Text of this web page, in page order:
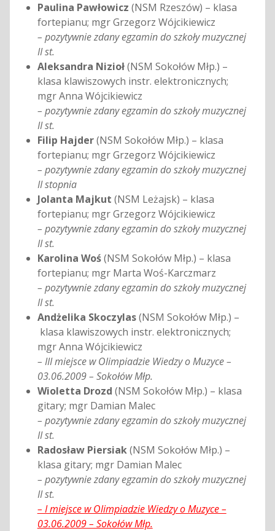
Paulina Pawłowicz (NSM Rzeszów) – klasa
fortepianu; mgr Grzegorz Wójcikiewicz
– pozytywnie zdany egzamin do szkoły muzycznej
II st.
Aleksandra Nizioł(NSM Sokołów Młp.) –
klasa klawiszowych instr. elektronicznych;
mgr Anna Wójcikiewicz
– pozytywnie zdany egzamin do szkoły muzycznej
II st.
Filip Hajder(NSM Sokołów Młp.) – klasa
fortepianu; mgr Grzegorz Wójcikiewicz
– pozytywnie zdany egzamin do szkoły muzycznej
II stopnia
Jolanta Majkut (NSM Leżajsk) – klasa
fortepianu; mgr Grzegorz Wójcikiewicz
– pozytywnie zdany egzamin do szkoły muzycznej
II st.
Karolina Woś(NSM Sokołów Młp.) – klasa
fortepianu; mgr Marta Woś-Karczmarz
– pozytywnie zdany egzamin do szkoły muzycznej
II st.
Andżelika Skoczylas(NSM Sokołów Młp.) –
klasa klawiszowych instr. elektronicznych;
mgr Anna Wójcikiewicz
– III miejsce w Olimpiadzie Wiedzy o Muzyce –
03.06.2009 – Sokołów Młp.
Wioletta Drozd (NSM Sokołów Młp.) – klasa
gitary; mgr Damian Malec
– pozytywnie zdany egzamin do szkoły muzycznej
II st.
Radosław Piersiak(NSM Sokołów Młp.) –
klasa gitary; mgr Damian Malec
– pozytywnie zdany egzamin do szkoły muzycznej
II st.
– I miejsce w Olimpiadzie Wiedzy o Muzyce –
03.06.2009 – Sokołów Młp.